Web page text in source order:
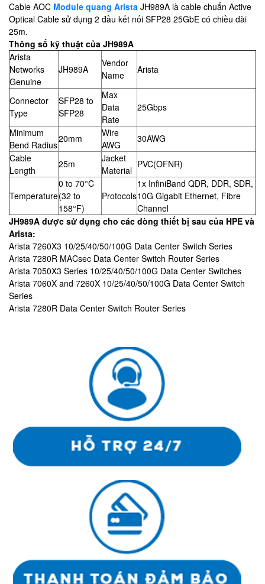
Cable AOC Module quang Arista JH989A là cable chuẩn Active
Optical Cable sử dụng 2 đầu kết nối SFP28 25GbE có chiều dài
25m.
Thông số kỹ thuật của JH989A​
Arista
Networks
Genuine
JH989A
Vendor
Name
Arista
Connector
Type
SFP28 to
SFP28
Max
Data
Rate
25Gbps
Minimum
Bend Radius
20mm
Wire
AWG
30AWG
Cable
Length
25m
Jacket
Material
PVC(OFNR)
Temperature
0 to 70°C
(32 to
158°F)
Protocols
1x InfiniBand QDR, DDR, SDR,
10G Gigabit Ethernet, Fibre
Channel
JH989A​ được sử dụng cho các dòng thiết bị sau của HPE và
Arista:
Arista 7260X3 10/25/40/50/100G Data Center Switch Series
Arista 7280R MACsec Data Center Switch Router Series
Arista 7050X3 Series 10/25/40/50/100G Data Center Switches
Arista 7060X and 7260X 10/25/40/50/100G Data Center Switch
Series
Arista 7280R Data Center Switch Router Series